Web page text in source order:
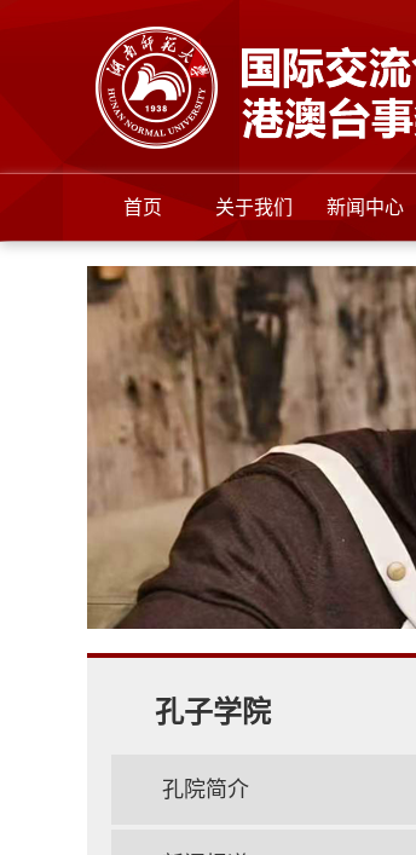
首页 关于我们 新闻中心
孔子学院
孔院简介